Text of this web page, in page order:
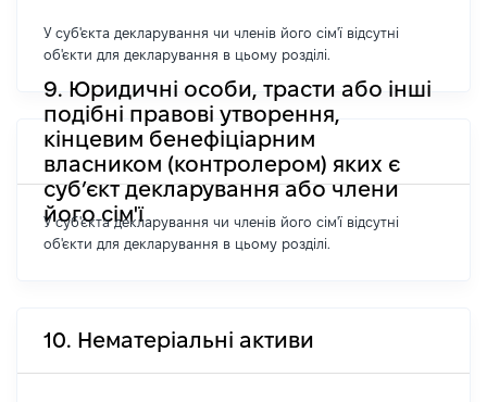
У суб'єкта декларування чи членів його сім'ї відсутні
об'єкти для декларування в цьому розділі.
9. Юридичні особи, трасти або інші
подібні правові утворення,
кінцевим бенефіціарним
власником (контролером) яких є
суб’єкт декларування або члени
його сім'ї
У суб'єкта декларування чи членів його сім'ї відсутні
об'єкти для декларування в цьому розділі.
10. Нематеріальні активи